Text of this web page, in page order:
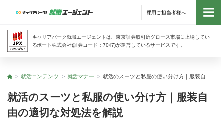
採用ご担当者様へ
キャリアパーク就職エージェントは、東京証券取引所グロース市場に上場してい
るポート株式会社(証券コード：7047)が運営しているサービスです。
トッ
トップ
就活コンテンツ 就活マナー
就活のスーツと私服の使い分け方｜服装自
由の適切な対処法を解説